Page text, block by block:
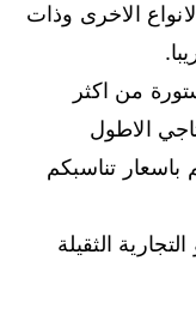
الاخرى وذات
من اكثر
الاطول
تناسبكم
الثقيلة